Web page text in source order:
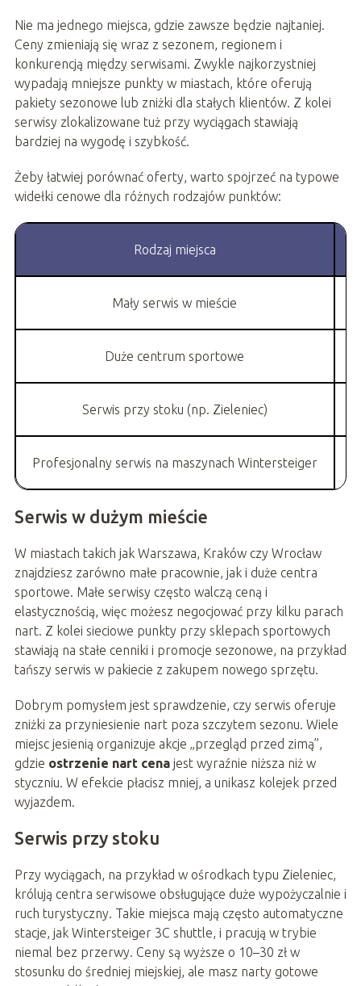
Nie ma jednego miejsca, gdzie zawsze będzie najtaniej.
Ceny zmieniają się wraz z sezonem, regionem i
konkurencją między serwisami. Zwykle najkorzystniej
wypadają mniejsze punkty w miastach, które oferują
pakiety sezonowe lub zniżki dla stałych klientów. Z kolei
serwisy zlokalizowane tuż przy wyciągach stawiają
bardziej na wygodę i szybkość.
Żeby łatwiej porównać oferty, warto spojrzeć na typowe
widełki cenowe dla różnych rodzajów punktów:
Rodzaj miejsca
Mały serwis w mieście
Duże centrum sportowe
Serwis przy stoku (np. Zieleniec)
Profesjonalny serwis na maszynach Wintersteiger
Serwis w dużym mieście
W miastach takich jak Warszawa, Kraków czy Wrocław
znajdziesz zarówno małe pracownie, jak i duże centra
sportowe. Małe serwisy często walczą ceną i
elastycznością, więc możesz negocjować przy kilku parach
nart. Z kolei sieciowe punkty przy sklepach sportowych
stawiają na stałe cenniki i promocje sezonowe, na przykład
tańszy serwis w pakiecie z zakupem nowego sprzętu.
Dobrym pomysłem jest sprawdzenie, czy serwis oferuje
zniżki za przyniesienie nart poza szczytem sezonu. Wiele
miejsc jesienią organizuje akcje „przegląd przed zimą”,
gdzie ostrzenie nart cenajest wyraźnie niższa niż w
styczniu. W efekcie płacisz mniej, a unikasz kolejek przed
wyjazdem.
Serwis przy stoku
Przy wyciągach, na przykład w ośrodkach typu Zieleniec,
królują centra serwisowe obsługujące duże wypożyczalnie i
ruch turystyczny. Takie miejsca mają często automatyczne
stacje, jak Wintersteiger 3C shuttle, i pracują w trybie
niemal bez przerwy. Ceny są wyższe o 10–30 zł w
stosunku do średniej miejskiej, ale masz narty gotowe